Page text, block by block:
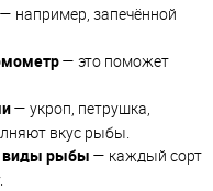
— например, запечённой
— это поможет
— укроп, петрушка,
вкус рыбы.
виды рыбы — каждый сорт